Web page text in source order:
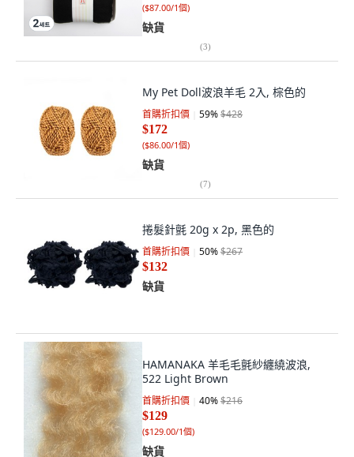
($87.00/1個)
缺貨
(3)
My Pet Doll波浪羊毛 2入, 棕色的
首購折扣價 59%$428
$172
($86.00/1個)
缺貨
(7)
捲髮針氈 20g x 2p, 黑色的
首購折扣價 50%$267
$132
缺貨
HAMANAKA 羊毛毛氈紗纏繞波浪,
522 Light Brown
首購折扣價 40%$216
$129
($129.00/1個)
缺貨